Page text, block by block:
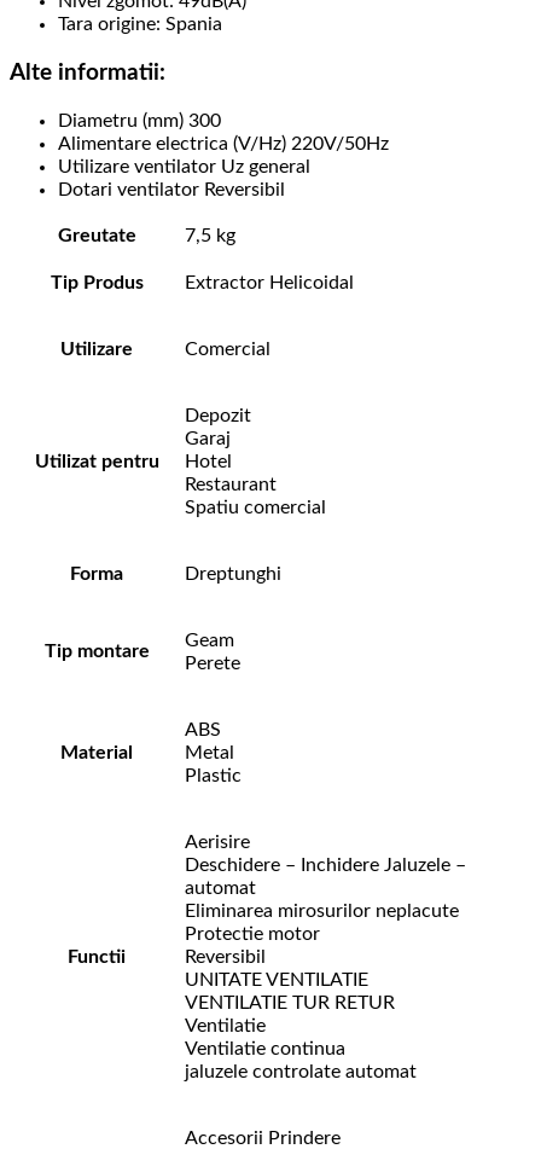
Tara origine: Spania
Alte informatii:
Diametru (mm) 300
Alimentare electrica (V/Hz) 220V/50Hz
Utilizare ventilator Uz general
Dotari ventilator Reversibil
Greutate 7,5 kg
Tip Produs Extractor Helicoidal
Utilizare Comercial
Utilizat pentru
Depozit
Garaj
Hotel
Restaurant
Spatiu comercial
Forma Dreptunghi
Tip montare
Geam
Perete
Material
ABS
Metal
Plastic
Functii
Aerisire
Deschidere – Inchidere Jaluzele –
automat
Eliminarea mirosurilor neplacute
Protectie motor
Reversibil
UNITATE VENTILATIE
VENTILATIE TUR RETUR
Ventilatie
Ventilatie continua
jaluzele controlate automat
Accesorii Prindere